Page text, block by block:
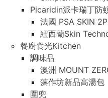
Picaridin派卡瑞丁防
法國 PSA SKIN
紐西蘭Skin
餐廚食光Kitchen
調味品
澳洲 MOUNT
藻作坊新品高湯包
圍兜